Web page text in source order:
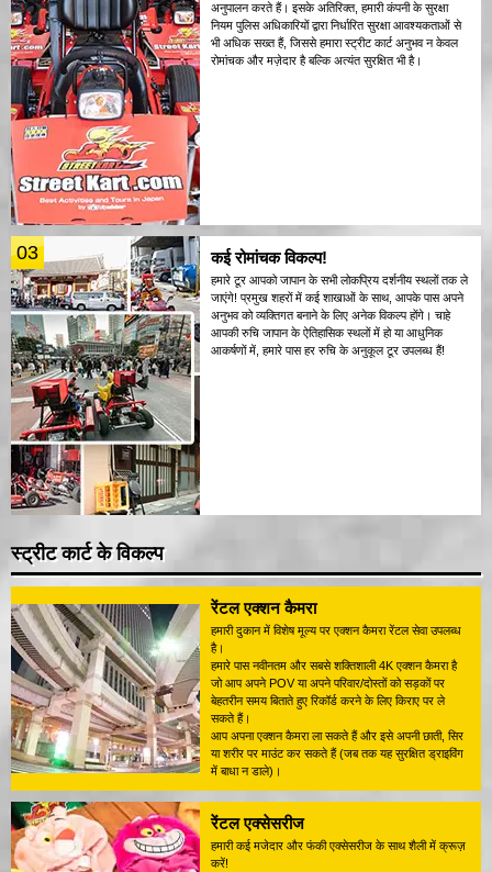
अनुपालन करते हैं। इसके अतिरिक्त, हमारी कंपनी के सुरक्षा
नियम पुलिस अधिकारियों द्वारा निर्धारित सुरक्षा आवश्यकताओं से
भी अधिक सख्त हैं, जिससे हमारा स्ट्रीट कार्ट अनुभव न केवल
रोमांचक और मज़ेदार है बल्कि अत्यंत सुरक्षित भी है।
03 कई रोमांचक विकल्प!
हमारे टूर आपको जापान के सभी लोकप्रिय दर्शनीय स्थलों तक ले
जाएंगे! प्रमुख शहरों में कई शाखाओं के साथ, आपके पास अपने
अनुभव को व्यक्तिगत बनाने के लिए अनेक विकल्प होंगे। चाहे
आपकी रुचि जापान के ऐतिहासिक स्थलों में हो या आधुनिक
आकर्षणों में, हमारे पास हर रुचि के अनुकूल टूर उपलब्ध हैं!
स्ट्रीट कार्ट के विकल्प
रेंटल एक्शन कैमरा
हमारी दुकान में विशेष मूल्य पर एक्शन कैमरा रेंटल सेवा उपलब्ध
है।
हमारे पास नवीनतम और सबसे शक्तिशाली 4K एक्शन कैमरा है
जो आप अपने POV या अपने परिवार/दोस्तों को सड़कों पर
बेहतरीन समय बिताते हुए रिकॉर्ड करने के लिए किराए पर ले
सकते हैं।
आप अपना एक्शन कैमरा ला सकते हैं और इसे अपनी छाती, सिर
या शरीर पर माउंट कर सकते हैं (जब तक यह सुरक्षित ड्राइविंग
में बाधा न डाले)।
रेंटल एक्सेसरीज
हमारी कई मजेदार और फंकी एक्सेसरीज के साथ शैली में क्रूज़
करें!